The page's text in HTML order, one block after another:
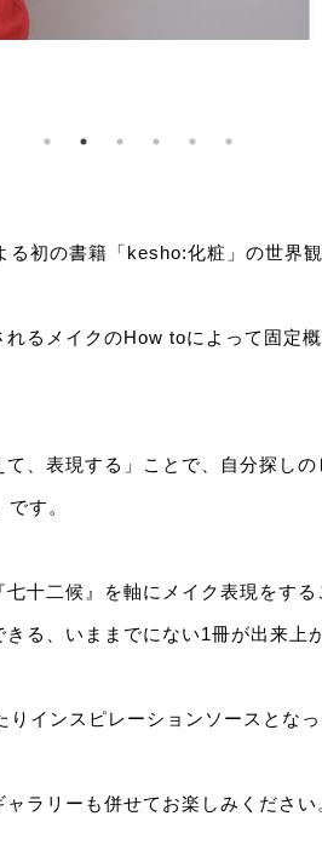
初の書籍「kesho:化粧」の世界
るメイクのHow toによって固定
、表現する」ことで、自分探し
す。
十二候』を軸にメイク表現をす
る、いままでにない1冊が出来上
インスピレーションソースとな
ラリーも併せてお楽しみください